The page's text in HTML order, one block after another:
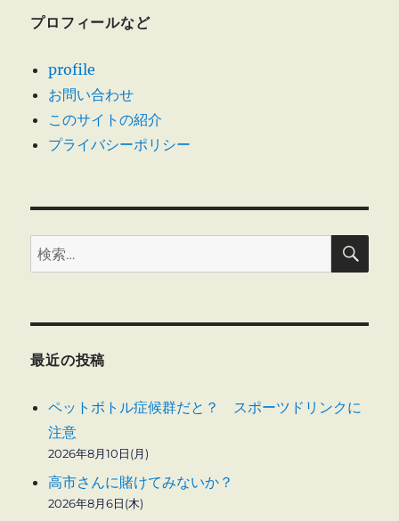
ン
プロフィールなど
profile
お問い合わせ
このサイトの紹介
プライバシーポリシー
検
索:
検
最近の投稿
ペットボトル症候群だと？ スポーツドリンクに
注意
2026年8月10日(月)
高市さんに賭けてみないか？
2026年8月6日(木)